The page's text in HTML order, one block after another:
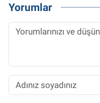
Yorumlar